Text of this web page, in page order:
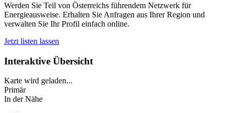
Werden Sie Teil von Österreichs führendem Netzwerk für
Energieausweise. Erhalten Sie Anfragen aus Ihrer Region und
verwalten Sie Ihr Profil einfach online.
Jetzt listen lassen
Interaktive Übersicht
Karte wird geladen...
Primär
In der Nähe